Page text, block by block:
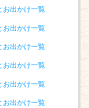
お出かけ一覧
お出かけ一覧
お出かけ一覧
お出かけ一覧
お出かけ一覧
お出かけ一覧